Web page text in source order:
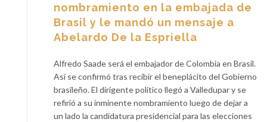
nombramiento en la embajada de
Brasil y le mandó un mensaje a
Abelardo De la Espriella
Alfredo Saade será el embajador de Colombia en Brasil.
Así se confirmó tras recibir el beneplácito del Gobierno
brasileño. El dirigente político llegó a Valledupar y se
refirió a su inminente nombramiento luego de dejar a
un lado la candidatura presidencial para las elecciones